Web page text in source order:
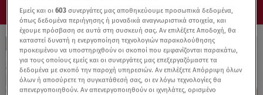
Εμείς και οι603 συνεργάτες μας αποθηκεύουμε προσωπικά δεδομένα,
όπως δεδομένα περιήγησης ή μοναδικά αναγνωριστικά στοιχεία, και
έχουμε πρόσβαση σε αυτά στη συσκευή σας. Αν επιλέξετε Αποδοχή, θα
καταστεί δυνατή η ενεργοποίηση τεχνολογιών παρακολούθησης
προκειμένου να υποστηριχθούν οι σκοποί που εμφανίζονται παρακάτω,
για τους οποίους εμείς και οι συνεργάτες μας επεξεργαζόμαστε τα
δεδομένα με σκοπό την παροχή υπηρεσιών. Αν επιλέξετε Απόρριψη όλων
όλων ή αποσύρετε τη συγκατάθεσή σας, οι εν λόγω τεχνολογίες θα
απενεργοποιηθούν. Αν απενεργοποιηθούν οι ιχνηλάτες, ορισμένο